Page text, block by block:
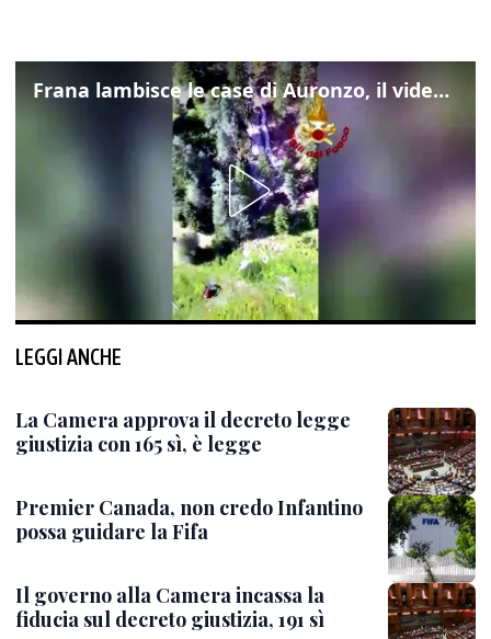
Frana lambisce le case di Auronzo, il video dall'elicottero dei vigili del fuoco
LEGGI ANCHE
La Camera approva il decreto legge
giustizia con 165 sì, è legge
Premier Canada, non credo Infantino
possa guidare la Fifa
Il governo alla Camera incassa la
fiducia sul decreto giustizia, 191 sì